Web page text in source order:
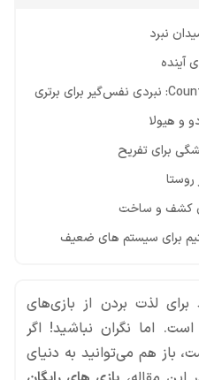
برای سیستم های ضعیف
لذت بردن از بازی‌های
اما نگران نباشید! اگر
هم می‌توانید به دنیای